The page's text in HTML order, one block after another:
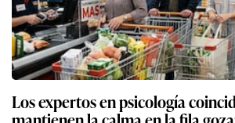
Los expertos en psicología